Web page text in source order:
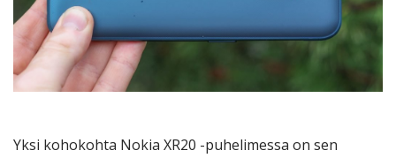
Yksi kohokohta Nokia XR20 -puhelimessa on sen